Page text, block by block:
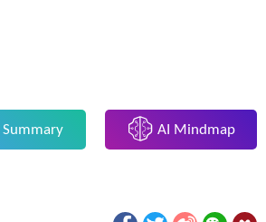
Summary AI Mindmap